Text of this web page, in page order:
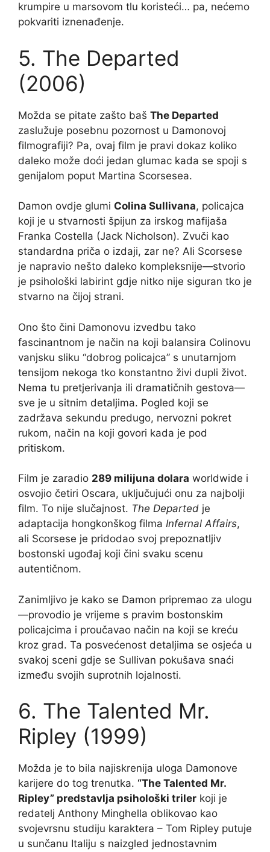
krumpire u marsovom tlu koristeći… pa, nećemo
pokvariti iznenađenje.
5. The Departed
(2006)
Možda se pitate zašto baš The Departed
zaslužuje posebnu pozornost u Damonovoj
filmografiji? Pa, ovaj film je pravi dokaz koliko
daleko može doći jedan glumac kada se spoji s
genijalom poput Martina Scorsesea.
Damon ovdje glumi Colina Sullivana, policajca
koji je u stvarnosti špijun za irskog mafijaša
Franka Costella (Jack Nicholson). Zvuči kao
standardna priča o izdaji, zar ne? Ali Scorsese
je napravio nešto daleko kompleksnije—stvorio
je psihološki labirint gdje nitko nije siguran tko je
stvarno na čijoj strani.
Ono što čini Damonovu izvedbu tako
fascinantnom je način na koji balansira Colinovu
vanjsku sliku “dobrog policajca” s unutarnjom
tensijom nekoga tko konstantno živi dupli život.
Nema tu pretjerivanja ili dramatičnih gestova—
sve je u sitnim detaljima. Pogled koji se
zadržava sekundu predugo, nervozni pokret
rukom, način na koji govori kada je pod
pritiskom.
Film je zaradio 289 milijuna dolara worldwide i
osvojio četiri Oscara, uključujući onu za najbolji
film. To nije slučajnost. The Departed je
adaptacija hongkonškog filma Infernal Affairs,
ali Scorsese je pridodao svoj prepoznatljiv
bostonski ugođaj koji čini svaku scenu
autentičnom.
Zanimljivo je kako se Damon pripremao za ulogu
—provodio je vrijeme s pravim bostonskim
policajcima i proučavao način na koji se kreću
kroz grad. Ta posvećenost detaljima se osjeća u
svakoj sceni gdje se Sullivan pokušava snaći
između svojih suprotnih lojalnosti.
6. The Talented Mr.
Ripley (1999)
Možda je to bila najiskrenija uloga Damonove
karijere do tog trenutka. “The Talented Mr.
Ripley” predstavlja psihološki triler koji je
redatelj Anthony Minghella oblikovao kao
svojevrsnu studiju karaktera – Tom Ripley putuje
u sunčanu Italiju s naizgled jednostavnim